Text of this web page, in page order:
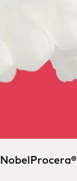
NobelProcera®